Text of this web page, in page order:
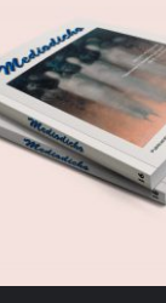
DETALLES